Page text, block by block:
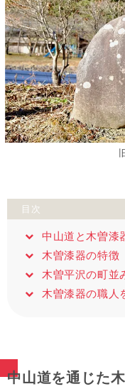
目次
中山道と木曽漆
木曽漆器の特徴
木曽平沢の町並
木曽漆器の職人
中山道を通じた